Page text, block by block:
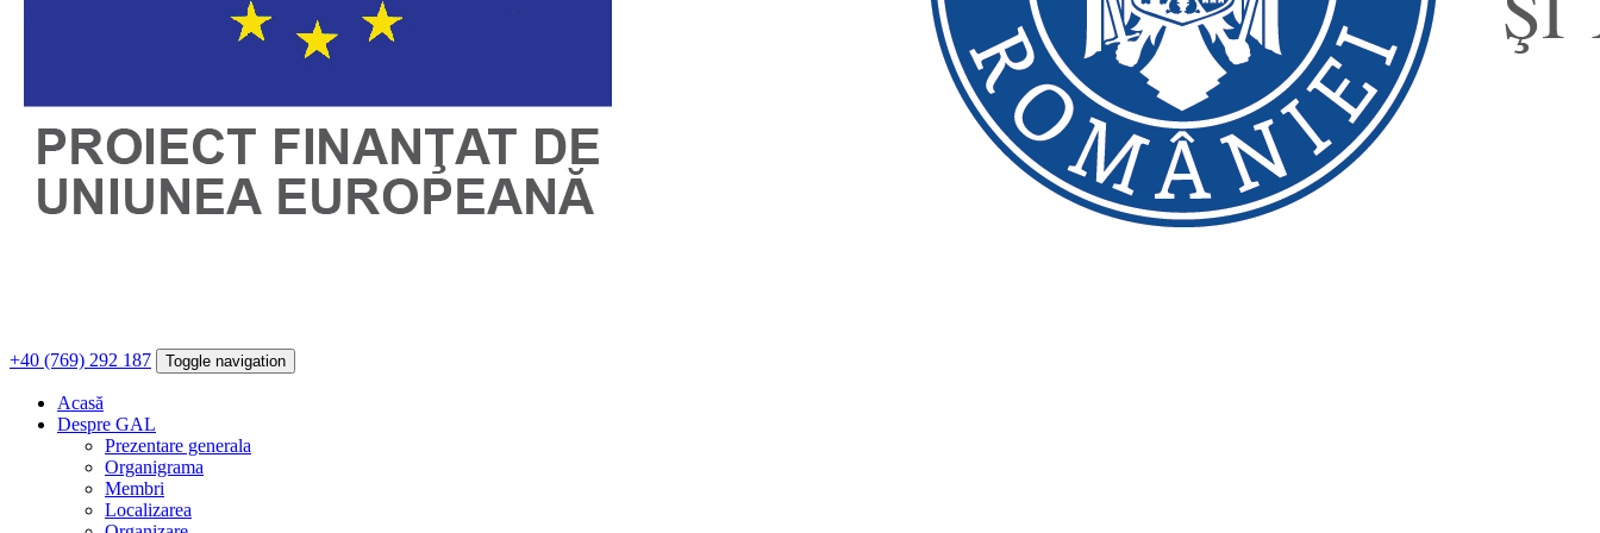
+40 (769) 292 187 Toggle navigation
Acasă
Despre GAL
Prezentare generala
Organigrama
Membri
Localizarea